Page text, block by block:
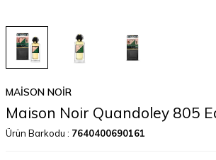
MAISON NOIR
Maison Noir Quandoley 805
Ürün Barkodu : 7640400690161